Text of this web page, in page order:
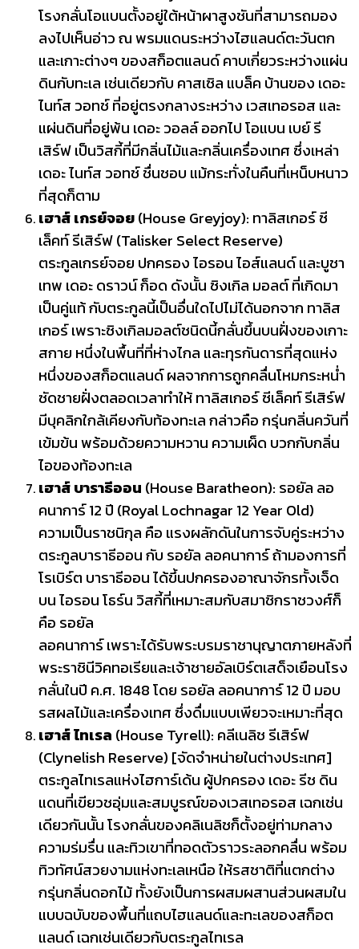
โรงกลั่นโอแบนตั้งอยู่ใต้หน้าผาสูงชันที่สามารถมอง
ลงไปเห็นอ่าว ณ พรมแดนระหว่างไฮแลนด์ตะวันตก
และเกาะต่างๆ ของสก็อตแลนด์ คาบเกี่ยวระหว่างแผ่น
ดินกับทะเล เช่นเดียวกับ คาสเซิล แบล็ค บ้านของ เดอะ
ไนท์ส วอทช์ ที่อยู่ตรงกลางระหว่าง เวสเทอรอส และ
แผ่นดินที่อยู่พ้น เดอะ วอลล์ ออกไป โอแบน เบย์ รี
เสิร์ฟ เป็นวิสกี้ที่มีกลิ่นไม้และกลิ่นเครื่องเทศ ซึ่งเหล่า
เดอะ ไนท์ส วอทช์ ชื่นชอบ แม้กระทั่งในคืนที่เหน็บหนาว
ที่สุดก็ตาม
เฮาส์ เกรย์จอย(House Greyjoy): ทาลิสเกอร์ ซี
เล็คท์ รีเสิร์ฟ (Talisker Select Reserve)
ตระกูลเกรย์จอย ปกครอง ไอรอน ไอส์แลนด์ และบูชา
เทพ เดอะ ดราวน์ ก็อด ดังนั้น ซิงเกิล มอลต์ ที่เกิดมา
เป็นคู่แท้ กับตระกูลนี้เป็นอื่นใดไปไม่ได้นอกจาก ทาลิส
เกอร์ เพราะซิงเกิลมอลต์ชนิดนี้กลั่นขึ้นบนฝั่งของเกาะ
สกาย หนึ่งในพื้นที่ที่ห่างไกล และทุรกันดารที่สุดแห่ง
หนึ่งของสก็อตแลนด์ ผลจากการถูกคลื่นโหมกระหน่ำ
ซัดชายฝั่งตลอดเวลาทำให้ ทาลิสเกอร์ ซีเล็คท์ รีเสิร์ฟ
มีบุคลิกใกล้เคียงกับท้องทะเล กล่าวคือ กรุ่นกลิ่นควันที่
เข้มข้น พร้อมด้วยความหวาน ความเผ็ด บวกกับกลิ่น
ไอของท้องทะเล
เฮาส์ บาราธีออน (House Baratheon): รอยัล ลอ
คนาการ์ 12 ปี (Royal Lochnagar 12 Year Old)
ความเป็นราชนิกุล คือ แรงผลักดันในการจับคู่ระหว่าง
ตระกูลบาราธีออน กับ รอยัล ลอคนาการ์ ถ้ามองการที่
โรเบิร์ต บาราธีออน ได้ขึ้นปกครองอาณาจักรทั้งเจ็ด
บน ไอรอน โธร์น วิสกี้ที่เหมาะสมกับสมาชิกราชวงศ์ก็
คือ รอยัล
ลอคนาการ์ เพราะได้รับพระบรมราชานุญาตภายหลังที่
พระราชินีวิคทอเรียและเจ้าชายอัลเบิร์ตเสด็จเยือนโรง
กลั่นในปี ค.ศ. 1848 โดย รอยัล ลอคนาการ์ 12 ปี มอบ
รสผลไม้และเครื่องเทศ ซึ่งดื่มแบบเพียวจะเหมาะที่สุด
เฮาส์ ไทเรล (House Tyrell): คลีเนลิช รีเสิร์ฟ
(Clynelish Reserve) [จัดจำหน่ายในต่างประเทศ]
ตระกูลไทเรลแห่งไฮการ์เด้น ผู้ปกครอง เดอะ รีช ดิน
แดนที่เขียวชอุ่มและสมบูรณ์ของเวสเทอรอส เฉกเช่น
เดียวกันนั้น โรงกลั่นของคลิเนลิชก็ตั้งอยู่ท่ามกลาง
ความร่มรื่น และทิวเขาที่ทอดตัวราวระลอกคลื่น พร้อม
ทิวทัศน์สวยงามแห่งทะเลเหนือ ให้รสชาติที่แตกต่าง
กรุ่นกลิ่นดอกไม้ ทั้งยังเป็นการผสมผสานส่วนผสมใน
แบบฉบับของพื้นที่แถบไฮแลนด์และทะเลของสก็อต
แลนด์ เฉกเช่นเดียวกับตระกูลไทเรล